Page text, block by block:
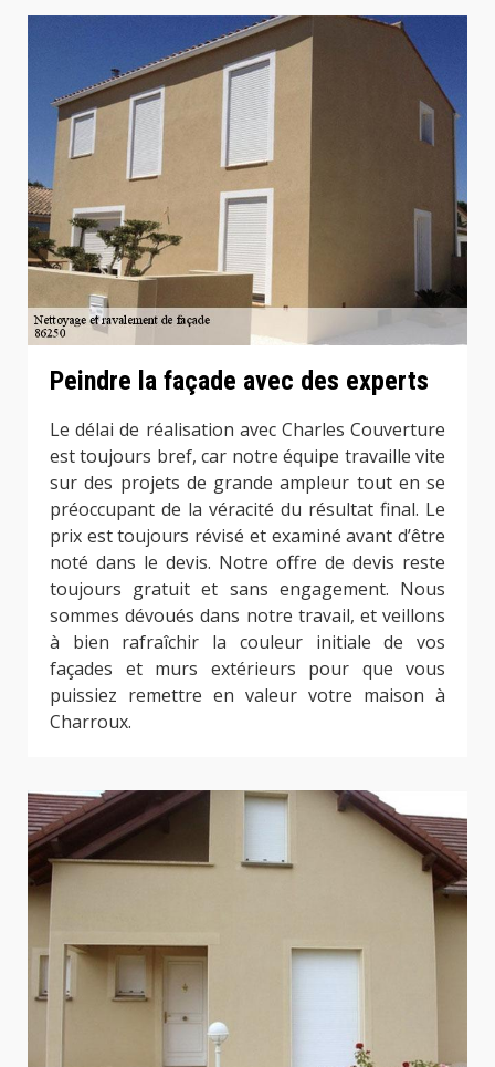
Peindre la façade avec des experts
Le délai de réalisation avec Charles Couverture
est toujours bref, car notre équipe travaille vite
sur des projets de grande ampleur tout en se
préoccupant de la véracité du résultat final. Le
prix est toujours révisé et examiné avant d’être
noté dans le devis. Notre offre de devis reste
toujours gratuit et sans engagement. Nous
sommes dévoués dans notre travail, et veillons
à bien rafraîchir la couleur initiale de vos
façades et murs extérieurs pour que vous
puissiez remettre en valeur votre maison à
Charroux.